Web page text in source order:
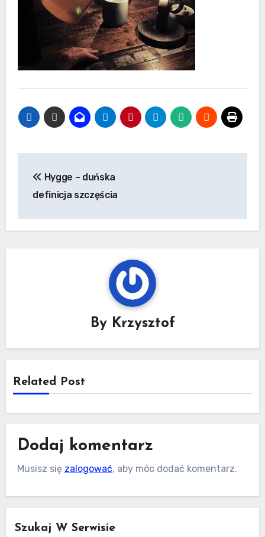
wpisu
Hygge – duńska
definicja szczęścia
By Krzysztof
Related Post
Dodaj komentarz
Musisz się zalogować, aby móc dodać komentarz.
Szukaj W Serwisie